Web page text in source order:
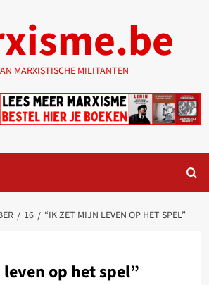
MARXISTISCHE MILITANTEN
16 “IK ZET MIJN LEVEN OP HET SPEL”
op het spel”